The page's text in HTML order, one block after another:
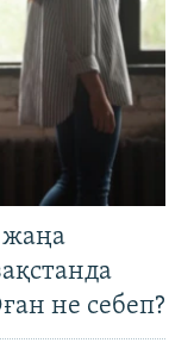
жаңа
не себеп?